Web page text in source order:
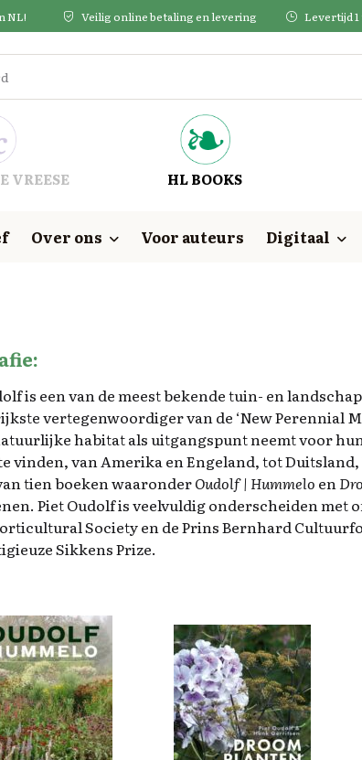
NL! Veilig online betaling en levering Levertijd
VREESE HL BOOKS
Over ons Voor auteurs Digitaal
is een van de meest bekende tuin- en
vertegenwoordiger van de ‘New Perennial
habitat als uitgangspunt neemt voor
vinden, van Amerika en Engeland, tot
tien boeken waaronderOudolf | Hummelo en
Piet Oudolf is veelvuldig onderscheiden met
Society en de Prins Bernhard
Sikkens Prize.